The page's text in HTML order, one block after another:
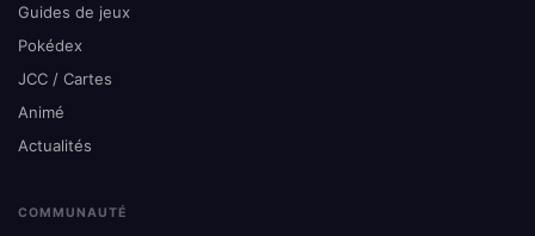
Guides de jeux
Pokédex
JCC / Cartes
Animé
Actualités
COMMUNAUTÉ